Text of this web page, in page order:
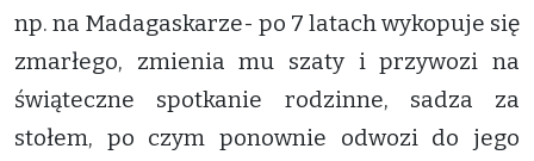
np. na Madagaskarze- po 7 latach wykopuje się
zmarłego, zmienia mu szaty i przywozi na
świąteczne spotkanie rodzinne, sadza za
stołem, po czym ponownie odwozi do jego